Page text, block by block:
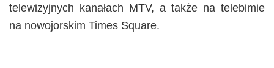
telewizyjnych kanałach MTV, a także na telebimie
na nowojorskim Times Square.